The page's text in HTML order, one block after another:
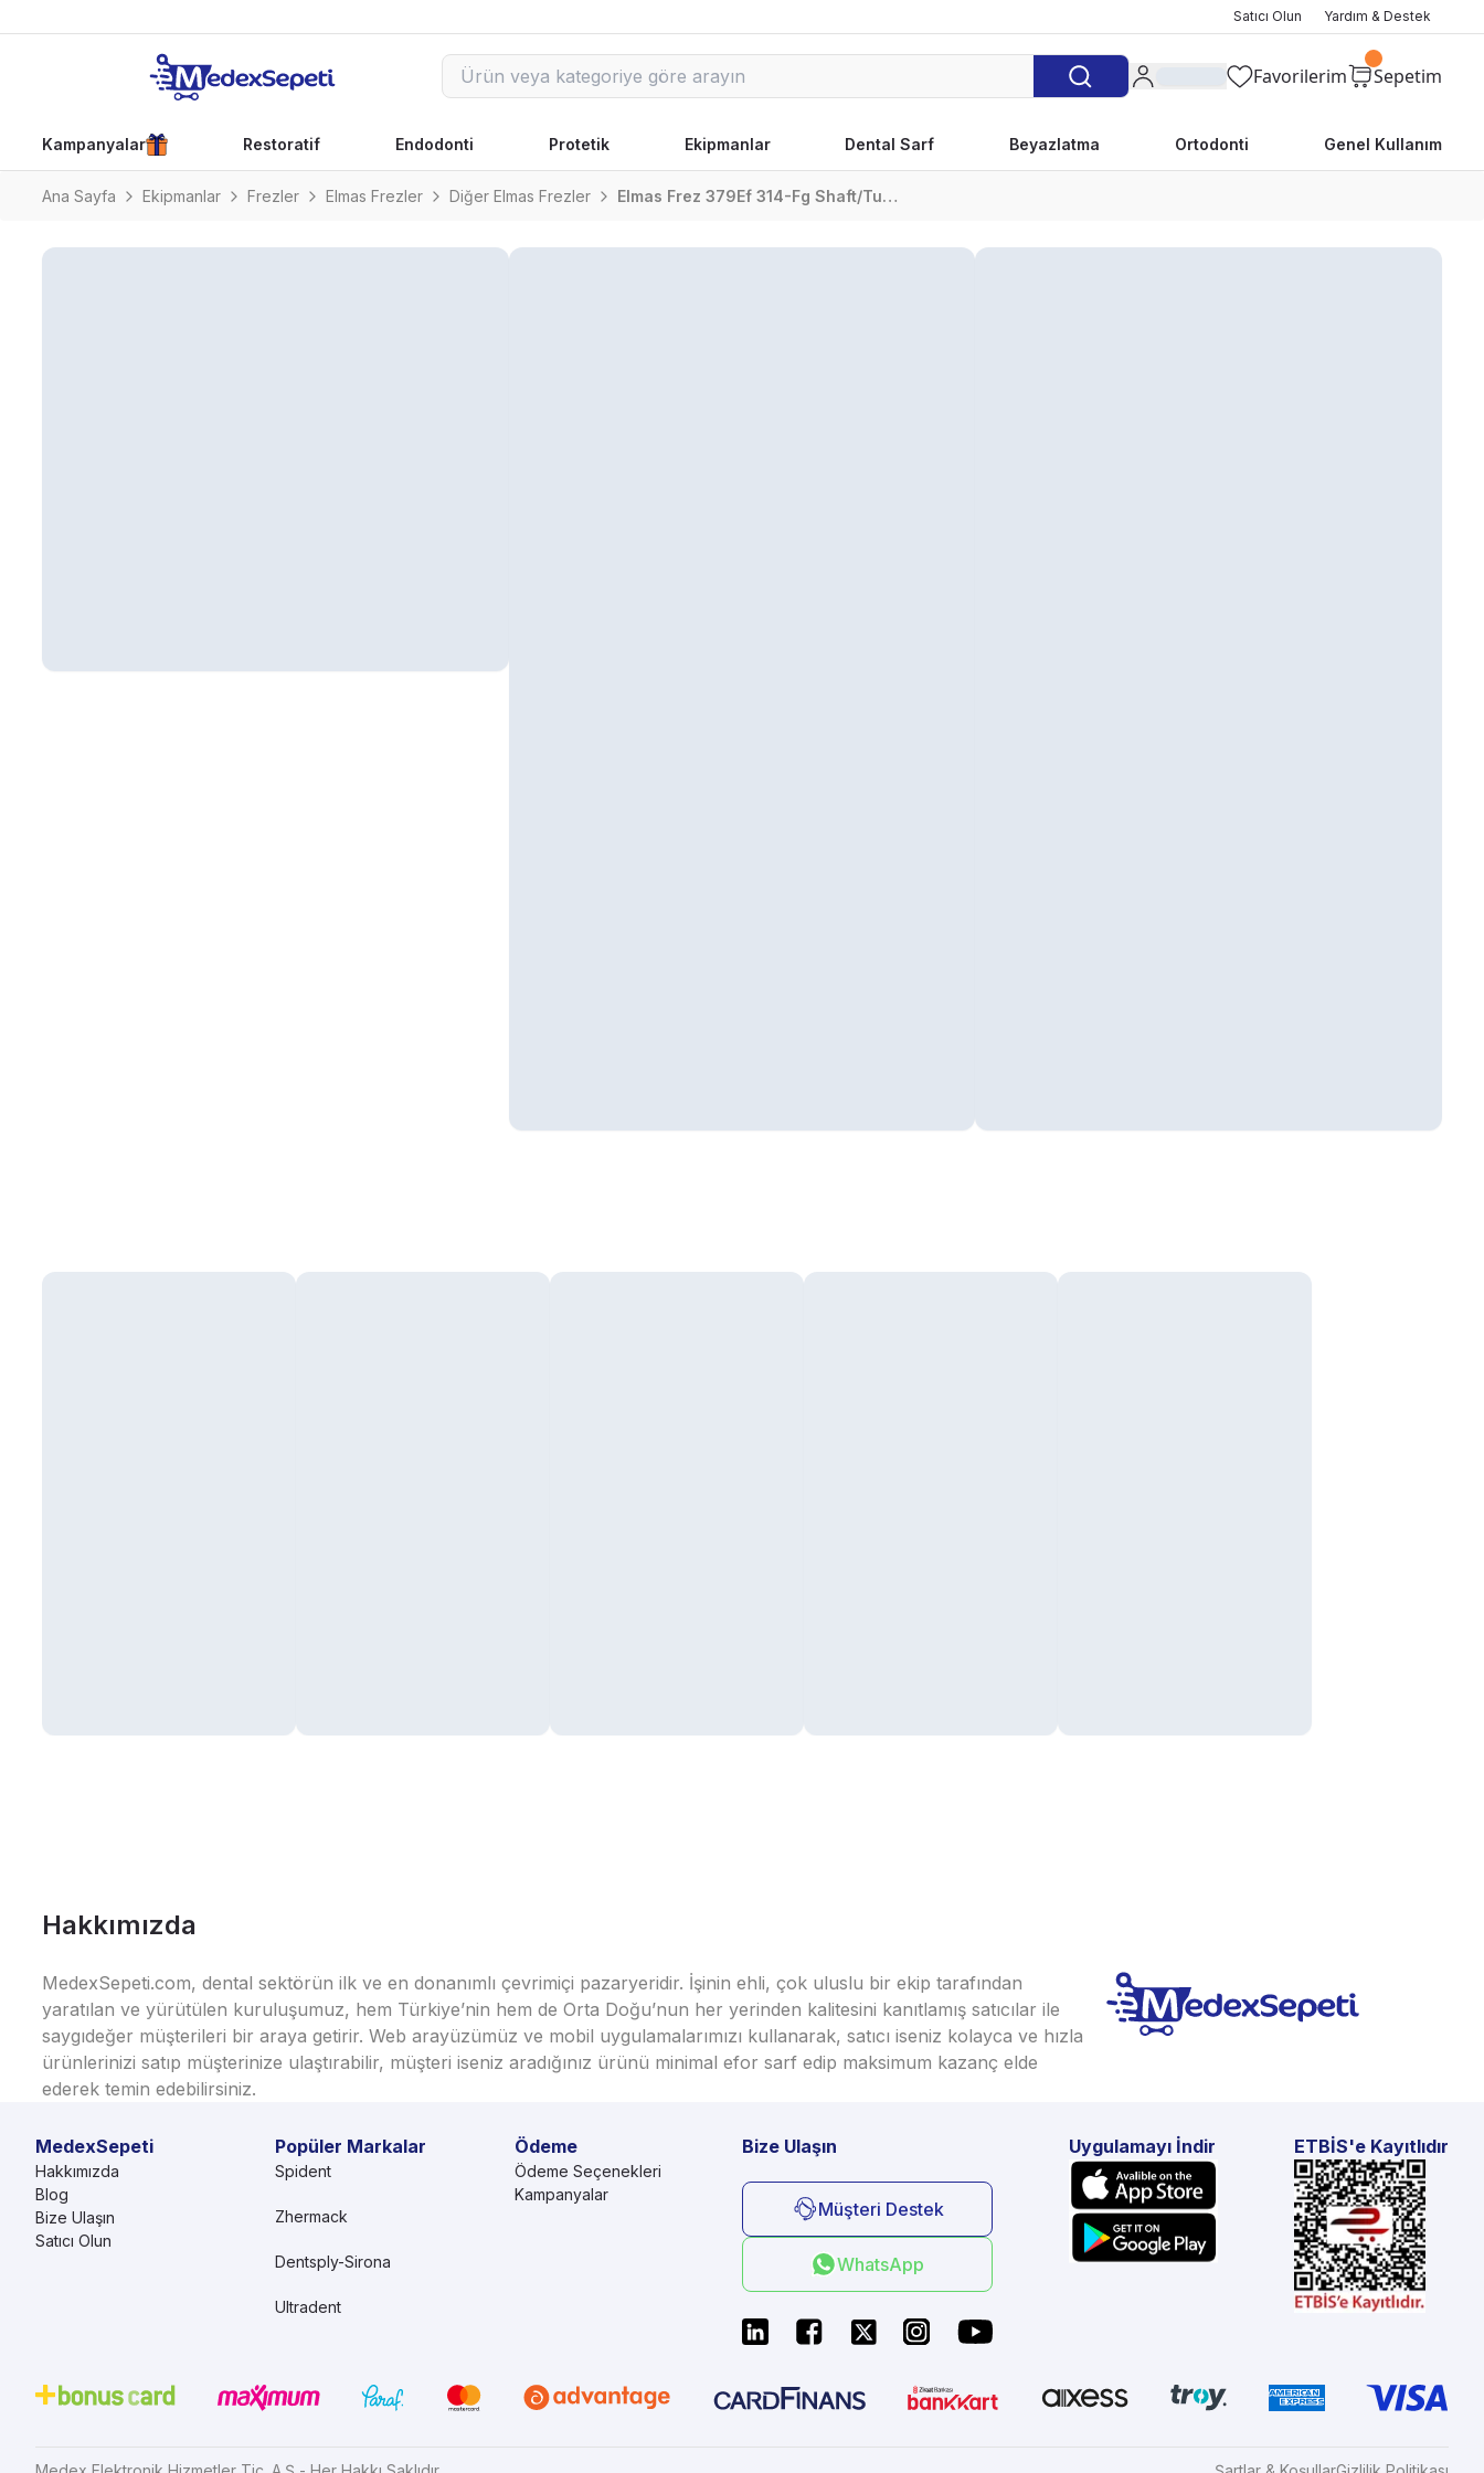
Satıcı Olun Yardım & Destek
Favorilerim Sepetim
Kampanyalar Restoratif Endodonti Protetik Ekipmanlar Dental Sarf Beyazlatma Ortodonti Genel Kullanım
Ana Sayfa Ekipmanlar Frezler Elmas Frezler Diğer Elmas Frezler Elmas Frez 379Ef 314-Fg Shaft/Turbine Shaft/Aeratör
Hakkımızda
MedexSepeti.com, dental sektörün ilk ve en donanımlı çevrimiçi pazaryeridir. İşinin ehli, çok uluslu bir ekip tarafından
yaratılan ve yürütülen kuruluşumuz, hem Türkiye’nin hem de Orta Doğu’nun her yerinden kalitesini kanıtlamış satıcılar ile
saygıdeğer müşterileri bir araya getirir. Web arayüzümüz ve mobil uygulamalarımızı kullanarak, satıcı iseniz kolayca ve hızla
ürünlerinizi satıp müşterinize ulaştırabilir, müşteri iseniz aradığınız ürünü minimal efor sarf edip maksimum kazanç elde
ederek temin edebilirsiniz.
MedexSepeti
Hakkımızda
Blog
Bize Ulaşın
Satıcı Olun
Ödeme
Ödeme Seçenekleri
Kampanyalar
Popüler Markalar
Spident
Zhermack
Dentsply-Sirona
Ultradent
Bize Ulaşın
Müşteri Destek
WhatsApp
Uygulamayı İndir ETBİS'e Kayıtlıdır